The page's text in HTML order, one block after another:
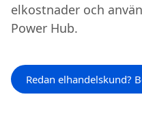
Vatten & avlopp
Hållbarhet
elkostnader och
Power Hub.
Redan elhandelskund?